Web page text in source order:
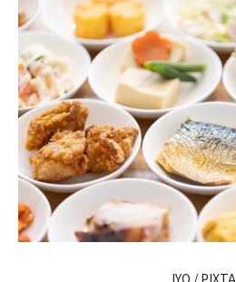
IYO / PIXTA